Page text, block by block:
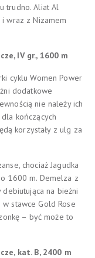
trudno. Aliat Al
wraz z Nizamem
IV gr., 1600 m
cyklu Women Power
dodatkowe
nie należy ich
kończących
korzystały z ulg za
chociaż Jagudka
1600 m. Demelza z
na bieżni
w stawce Gold Rose
– być może to
kat. B, 2400 m